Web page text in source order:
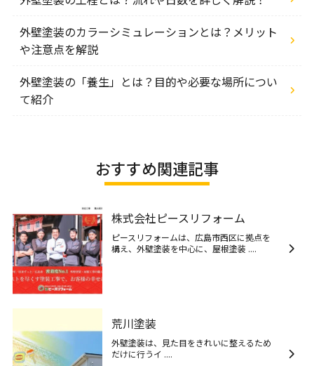
外壁塗装のカラーシミュレーションとは？メリット
や注意点を解説
外壁塗装の「養生」とは？目的や必要な場所につい
て紹介
おすすめ関連記事
株式会社ピースリフォーム
ピースリフォームは、広島市西区に拠点を
構え、外壁塗装を中心に、屋根塗装 ....
荒川塗装
外壁塗装は、見た目をきれいに整えるため
だけに行うイ ....